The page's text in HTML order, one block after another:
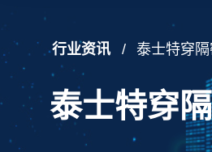
行业资讯 泰士特穿
泰士特穿